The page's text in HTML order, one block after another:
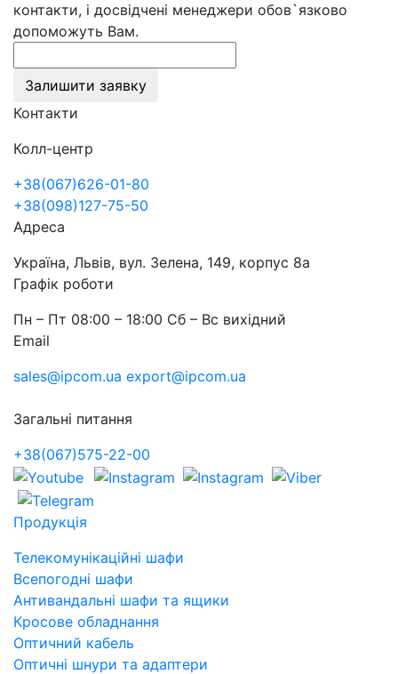
контакти, і досвідчені менеджери обов`язково
допоможуть Вам.
Залишити заявку
Контакти
Колл-центр
+38(067)626-01-80
+38(098)127-75-50
Адреса
Україна, Львів, вул. Зелена, 149, корпус 8а
Графік роботи
Пн – Пт 08:00 – 18:00 Сб – Вс вихідний
Email
sales@ipcom.ua export@ipcom.ua
Загальні питання
+38(067)575-22-00
Продукція
Телекомунікаційні шафи
Всепогодні шафи
Антивандальні шафи та ящики
Кросове обладнання
Оптичний кабель
Оптичні шнури та адаптери